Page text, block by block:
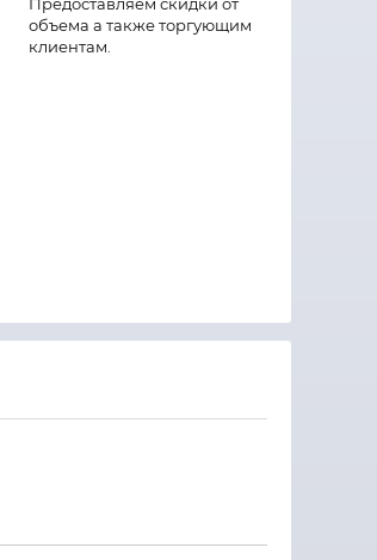
объема а также торгующим
клиентам.